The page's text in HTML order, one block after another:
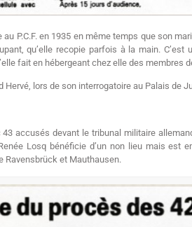
P.C.F. en 1935 en même temps que son
qu’elle recopie parfois à la main. C’est
fait en hébergeant chez elle des membres
lors de son interrogatoire au Palais de
accusés devant le tribunal militaire
Losq bénéficie d’un non lieu mais est
Ravensbrück et Mauthausen.